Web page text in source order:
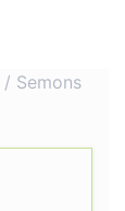
/ Semons